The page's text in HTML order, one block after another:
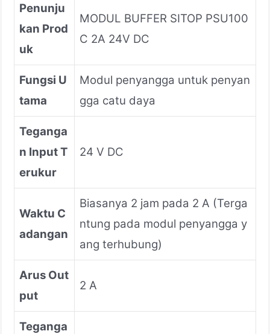
Penunju
kan Prod
uk
MODUL BUFFER SITOP PSU100
C 2A 24V DC
Fungsi U
tama
Modul penyangga untuk penyan
gga catu daya
Teganga
n Input T
erukur
24 V DC
Waktu C
adangan
Biasanya 2 jam pada 2 A (Terga
ntung pada modul penyangga y
ang terhubung)
Arus Out
put
2 A
Teganga